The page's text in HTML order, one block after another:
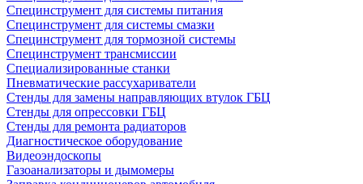
Специнструмент для системы питания
Специнструмент для системы смазки
Специнструмент для тормозной системы
Специнструмент трансмиссии
Специализированные станки
Пневматические рассухариватели
Стенды для замены направляющих втулок ГБЦ
Стенды для опрессовки ГБЦ
Стенды для ремонта радиаторов
Диагностическое оборудование
Видеоэндоскопы
Газоанализаторы и дымомеры